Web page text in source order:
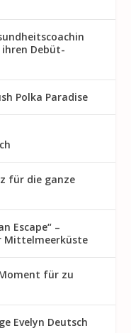
Debüt-
Polka Paradise
für die ganze
Escape“ –
Mittelmeerküste
für zu
Evelyn Deutsch